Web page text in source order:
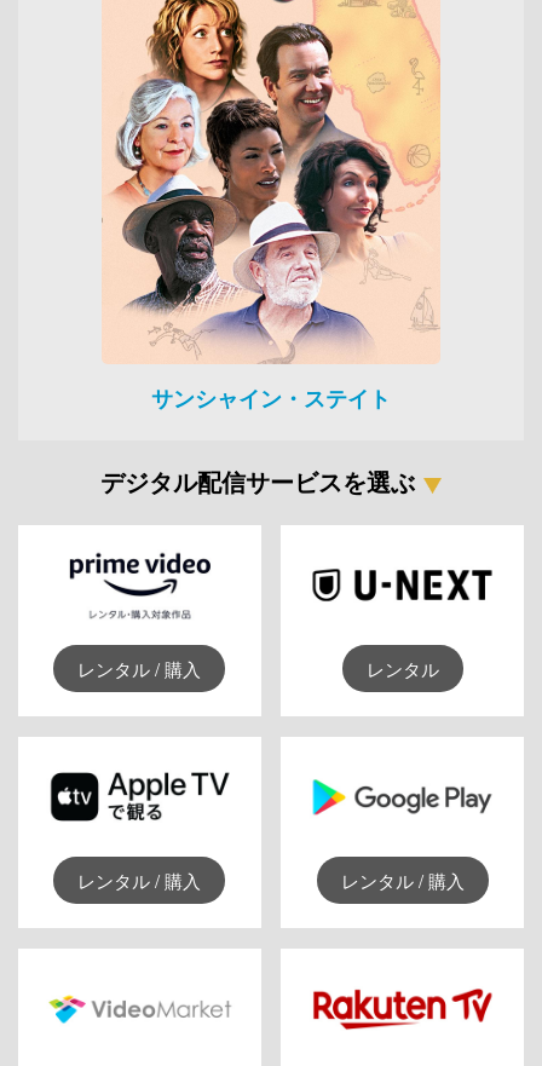
サンシャイン・ステイト
デジタル配信サービスを選ぶ
レンタル / 購入 レンタル
レンタル / 購入 レンタル / 購入